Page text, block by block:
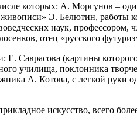
которых: А. Моргунов –
Э. Белютин, работы
наук,
отец «русского
Саврасова (картины
училища, поклонника
А. Котова, с легкой руки
искусство, всего